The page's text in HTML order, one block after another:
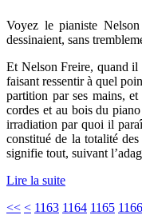
Voyez le pianiste
dessinaient, sans
Et Nelson Freire, quand il
faisant ressentir à quel
partition par ses mains,
cordes et au bois du
irradiation par quoi il
constitué de la totalité
signifie tout, suivant
Lire la suite
<< < 1163 1164 1165 1166